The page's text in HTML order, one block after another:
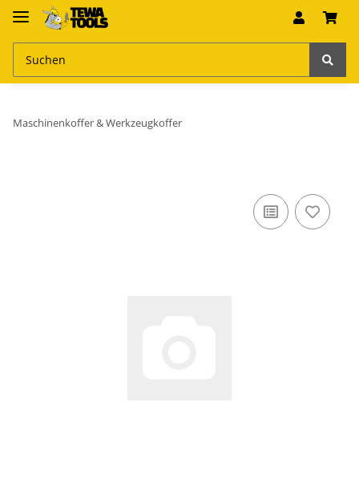
Maschinenkoffer & Werkzeugkoffer